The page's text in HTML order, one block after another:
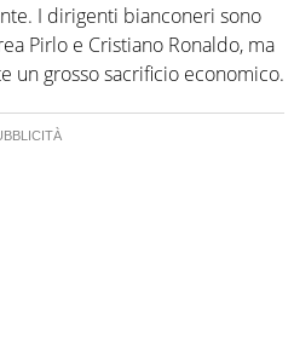
I dirigenti bianconeri sono
Pirlo e Cristiano Ronaldo, ma
un grosso sacrificio economico.